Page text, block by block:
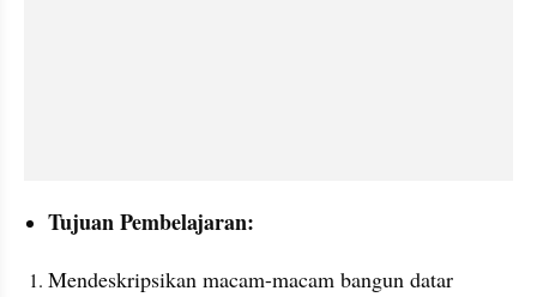
Tujuan Pembelajaran:
Mendeskripsikan macam-macam bangun datar